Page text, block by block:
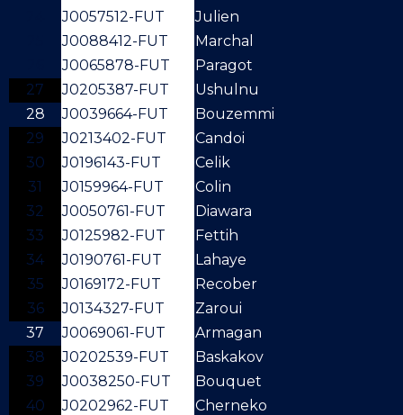
J0057512-FUT
Julien
J0088412-FUT
Marchal
J0065878-FUT
Paragot
27
J0205387-FUT
Ushulnu
28
J0039664-FUT
Bouzemmi
29
J0213402-FUT
Candoi
30
J0196143-FUT
Celik
31
J0159964-FUT
Colin
32
J0050761-FUT
Diawara
33
J0125982-FUT
Fettih
34
J0190761-FUT
Lahaye
35
J0169172-FUT
Recober
36
J0134327-FUT
Zaroui
37
J0069061-FUT
Armagan
38
J0202539-FUT
Baskakov
39
J0038250-FUT
Bouquet
40
J0202962-FUT
Cherneko